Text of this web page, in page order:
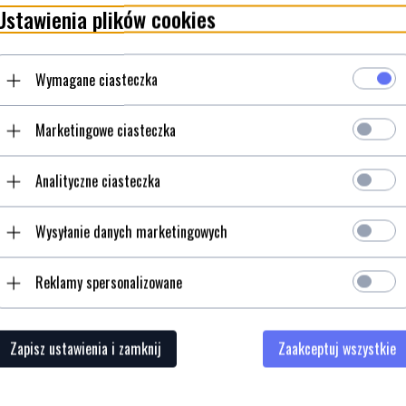
od wersji smakowej.
białka serwatkowego (z
kakao (dla smaków
naturalnego), regulator
naturalnego), sól,
sukraloza,
plików cookies
Wymagane ciasteczka
Marketingowe ciasteczka
Analityczne ciasteczka
Wysyłanie danych marketingowych
Reklamy spersonalizowane
Zapisz ustawienia i zamknij Zaakceptuj wszystkie